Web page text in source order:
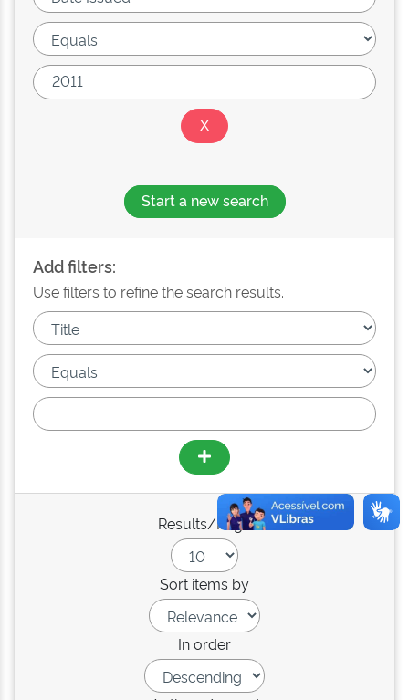
Start a new search
Add filters:
Use filters to refine the search results.
Results/Page
Sort items by
In order